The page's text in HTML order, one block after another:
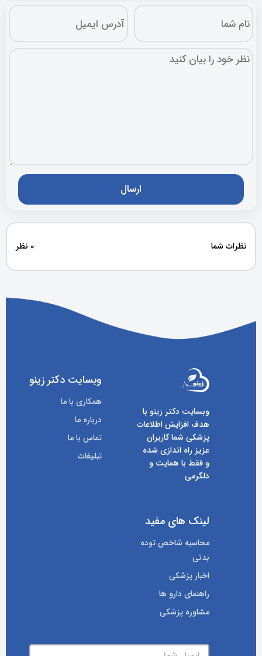
نظرات شما 0 نظر
وبسایت دکتر زینو با
هدف افزایش اطلاعات
پزشکی شما کاربران
عزیز راه اندازی شده
و فقط با همایت و
دلگرمی
وبسایت دکتر زینو
همکاری با ما
درباره ما
تماس با ما
تبلیغات
لینک های مفید
محاسبه شاخص توده
بدنی
اخبار پزشکی
راهنمای دارو ها
مشاوره پزشکی